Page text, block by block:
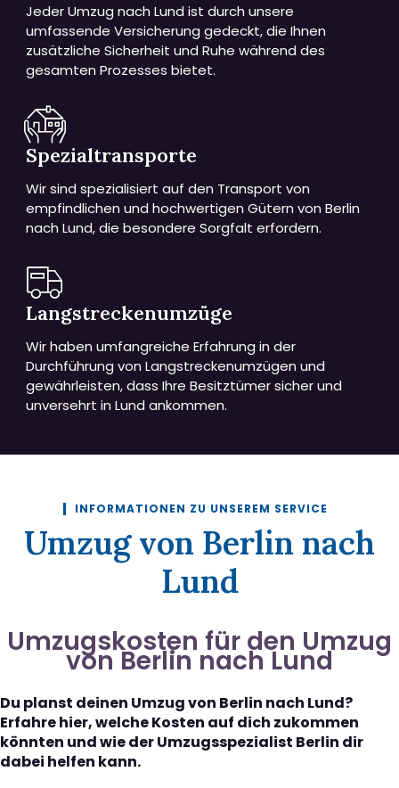
Jeder Umzug nach Lund ist durch unsere
umfassende Versicherung gedeckt, die Ihnen
zusätzliche Sicherheit und Ruhe während des
gesamten Prozesses bietet.
Spezialtransporte
Wir sind spezialisiert auf den Transport von
empfindlichen und hochwertigen Gütern von Berlin
nach Lund, die besondere Sorgfalt erfordern.
Langstreckenumzüge
Wir haben umfangreiche Erfahrung in der
Durchführung von Langstreckenumzügen und
gewährleisten, dass Ihre Besitztümer sicher und
unversehrt in Lund ankommen.
INFORMATIONEN ZU UNSEREM SERVICE
Umzug von Berlin nach
Lund
Umzugskosten für den Umzug
von Berlin nach Lund
Du planst deinen Umzug von Berlin nach Lund?
Erfahre hier, welche Kosten auf dich zukommen
könnten und wie der Umzugsspezialist Berlin dir
dabei helfen kann.